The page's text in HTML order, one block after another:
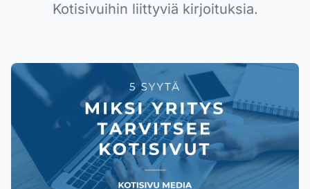
Kotisivuihin liittyviä kirjoituksia.